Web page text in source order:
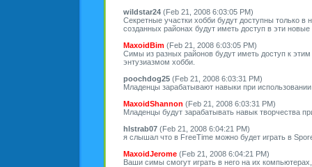
wildstar24 (Feb 21, 2008 6:03:05 PM)
Секретные участки хобби будут доступны только
созданных районах будут иметь доступ в эти новые
MaxoidBim (Feb 21, 2008 6:03:05 PM)
Симы из разных районов будут иметь доступ к
энтузиазмом хобби.
poochdog25 (Feb 21, 2008 6:03:31 PM)
Младенцы зарабатывают навыки при использовании
MaxoidShannon (Feb 21, 2008 6:03:31 PM)
Младенцы будут зарабатывать навык творчества
hlstrab07 (Feb 21, 2008 6:04:21 PM)
я слышал что в FreeTime можно будет играть в
MaxoidJerome (Feb 21, 2008 6:04:21 PM)
Ваши симы смогут играть в него на их